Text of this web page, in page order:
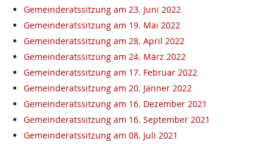
Gemeinderatssitzung am 23. Juni 2022
Gemeinderatssitzung am 19. Mai 2022
Gemeinderatssitzung am 28. April 2022
Gemeinderatssitzung am 24. März 2022
Gemeinderatssitzung am 17. Februar 2022
Gemeinderatssitzung am 20. Jänner 2022
Gemeinderatssitzung am 16. Dezember 2021
Gemeinderatssitzung am 16. September 2021
Gemeinderatssitzung am 08. Juli 2021